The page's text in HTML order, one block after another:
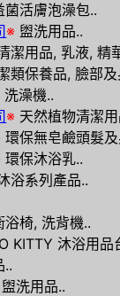
菌活膚泡澡包..
※ 盥洗用品..
潔用品, 乳液, 精
類保養品, 臉部
洗澡機..
※ 天然植物清潔
環保無皂鹼頭髮
環保沐浴乳..
浴系列產品..
浴椅, 洗背機..
KITTY 沐浴用品
..
盥洗用品..